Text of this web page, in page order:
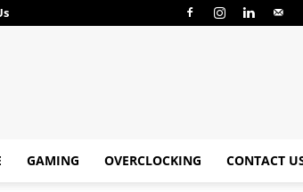
GAMING OVERCLOCKING CONTACT